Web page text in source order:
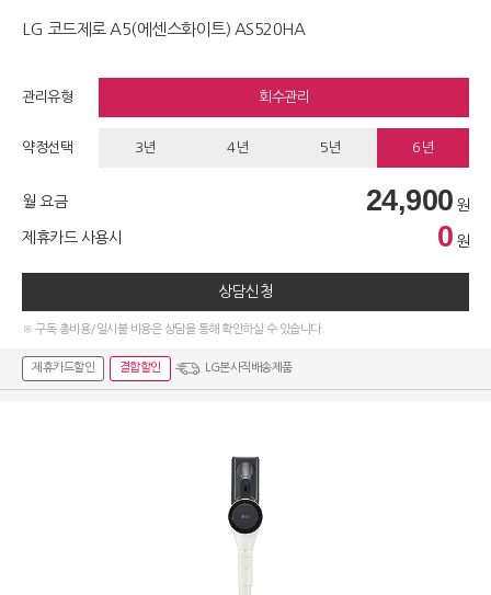
LG 코드제로 A5(에센스화이트) AS520HA
관리유형 회수관리
약정선택 3년 4년 5년 6년
월 요금 24,900 원
제휴카드 사용시 0 원
상담신청
※ 구독 총비용/일시불 비용은 상담을 통해 확인하실 수 있습니다.
제휴카드할인 결합할인 LG본사직배송제품